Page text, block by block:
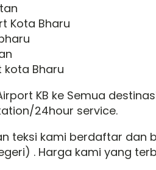
Kota Bharu
Bharu
KB ke Semua
24hour service.
teksi kami berdaftar dan
. Harga kami yang